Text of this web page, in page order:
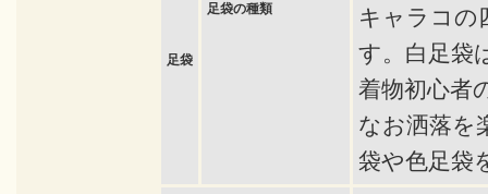
足袋
足袋の種類
キャラコの
す。白足袋
着物初心者
なお洒落を
袋や色足袋